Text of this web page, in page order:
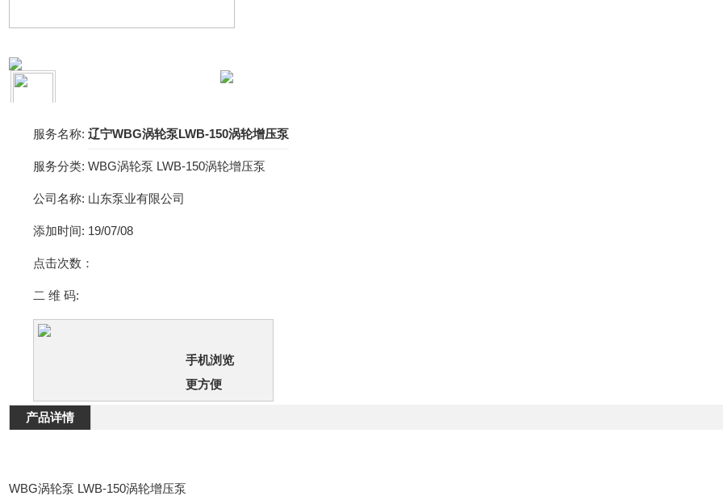
服务名称: 辽宁WBG涡轮泵LWB-150涡轮增压泵
服务分类: WBG涡轮泵 LWB-150涡轮增压泵
公司名称: 山东泵业有限公司
添加时间: 19/07/08
点击次数：
二 维 码:
手机浏览
更方便
产品详情
WBG涡轮泵 LWB-150涡轮增压泵